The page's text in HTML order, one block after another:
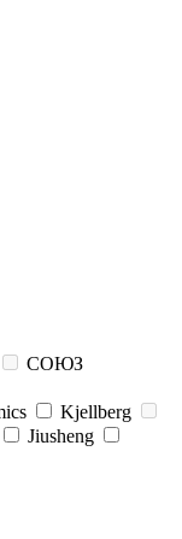
СОЮЗ
Kjellberg
Jiusheng